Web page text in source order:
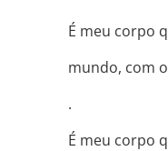
É meu corpo
mundo, com
.
É meu corpo